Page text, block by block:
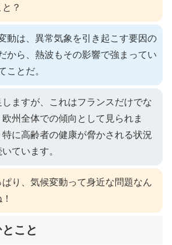
と？
動は、異常気象を引き起こす要因の
から、熱波もその影響で強まってい
ことだ。
しますが、これはフランスだけでな
欧州全体での傾向として見られま
特に高齢者の健康が脅かされる状況
ています。
ぱり、気候変動って身近な問題なん
こと